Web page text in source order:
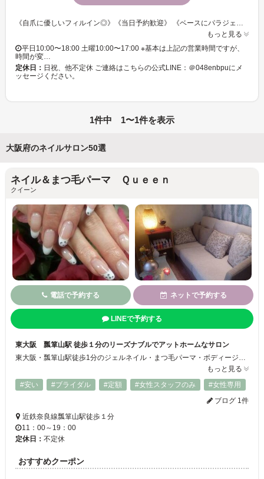
《自爪に優しいフィルイン◎》《当日予約歓迎》 《ベースにパラジェルを使用》 お爪に優しいベースジェル、パラジェルでフィルイン施術させていただくため、 お爪の負担を少なくしてネイルを楽しんでいただけます♪ 爪の状態をみて、日々のケアやお爪の健康もサポートし、 いつまでも綺麗な手元足元になるようアドバイスさせていただきます！ 忙しい日々を忘れてゆったりまったりネイル体験をしませんか？
もっと見る
平日10:00〜18:00 土曜10:00〜17:00 ※基本は上記の営業時間ですが、
時間が変…
定休日： 日祝、他不定休 ご連絡はこちらの公式LINE：＠048enbpuにメ
ッセージください。
1件中 1〜1件を表示
大阪府のネイルサロン50選
ネイル＆まつ毛パーマ Ｑｕｅｅｎ
クイーン
電話で予約する ネットで予約する
LINEで予約する
東大阪 瓢箪山駅 徒歩１分のリーズナブルでアットホームなサロン
東大阪・瓢箪山駅徒歩1分のジェルネイル・まつ毛パーマ・ボディージュエリー・デコグッズのトータルビューティーサロンです♪ 日常のオシャレを気軽に楽しんで頂くこと、高い技術と満足度の高い接客を目指しており、お客様にも心地よい癒しと安らぎの空間を提供させていただいております☆ 気軽にお問合せください(^^)
もっと見る
#安い
#ブライダル #定額 #女性スタッフのみ
#女性専用
ブログ 1件
近鉄奈良線瓢箪山駅徒歩１分
11：00～19：00
定休日： 不定休
おすすめクーポン